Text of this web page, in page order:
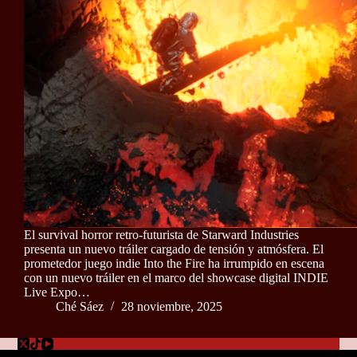
El survival horror retro-futurista de Starward Industries
presenta un nuevo tráiler cargado de tensión y atmósfera. El
prometedor juego indie Into the Fire ha irrumpido en escena
con un nuevo tráiler en el marco del showcase digital INDIE
Live Expo…
Ché Sáez
28 noviembre, 2025